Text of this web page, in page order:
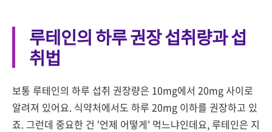
루테인의 하루 권장 섭취량과 섭
취법
보통 루테인의 하루 섭취 권장량은 10mg에서 20mg 사이로
알려져 있어요. 식약처에서도 하루 20mg 이하를 권장하고 있
죠. 그런데 중요한 건 '언제 어떻게' 먹느냐인데요, 루테인은 지